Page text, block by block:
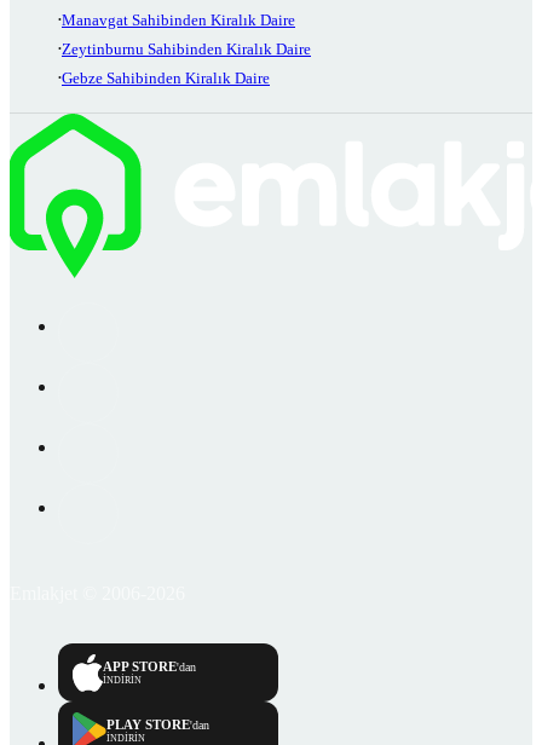
Manavgat Sahibinden Kiralık Daire
Zeytinburnu Sahibinden Kiralık Daire
Gebze Sahibinden Kiralık Daire
APP STORE'dan
İNDİRİN
PLAY STORE'dan
İNDİRİN